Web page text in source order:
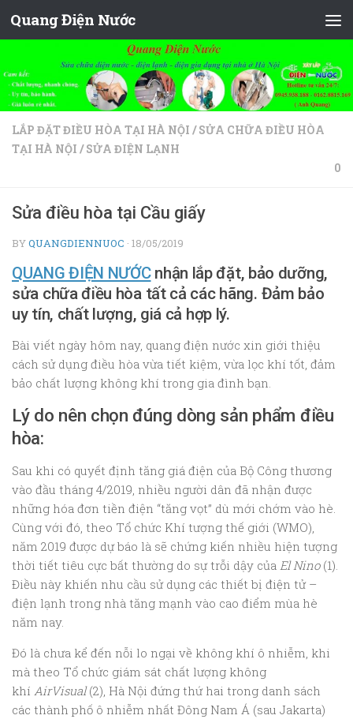
Skip to content
Quang Điện Nước
LẮP ĐẶT ĐIỀU HÒA TẠI HÀ NỘI / SỬA CHỮA ĐIỀU HÒA
TẠI HÀ NỘI / SỬA ĐIỆN LẠNH
0
Sửa điều hòa tại Cầu giấy
BYQUANGDIENNUOC · 18/05/2019
QUANG ĐIỆN NƯỚCnhận lắp đặt, bảo dưỡng,
sửa chữa điều hòa tất cả các hãng. Đảm bảo
uy tín, chất lượng, giá cả hợp lý.
Bài viết ngày hôm nay, quang điện nước xin giới thiệu
cách sử dụng điều hòa vừa tiết kiệm, vừa lọc khí tốt, đảm
bảo chất lượng không khí trong gia đình bạn.
Lý do nên chọn đúng dòng sản phẩm điều
hòa:
Sau khi có quyết định tăng giá điện của Bộ Công thương
vào đầu tháng 4/2019, nhiều người dân đã nhận được
những hóa đơn tiền điện “tăng vọt” dù mới chớm vào hè.
Cùng với đó, theo Tổ chức Khí tượng thế giới (WMO),
năm 2019 được dự báo là sẽ chứng kiến nhiều hiện tượng
thời tiết tiêu cực bất thường do sự trỗi dậy của El Nino (1).
Điều này khiến nhu cầu sử dụng các thiết bị điện tử –
điện lạnh trong nhà tăng mạnh vào cao điểm mùa hè
năm nay.
Đó là chưa kể đến nỗi lo ngại về không khí ô nhiễm, khi
mà theo Tổ chức giám sát chất lượng không
khí AirVisual(2), Hà Nội đứng thứ hai trong danh sách
các thành phố ô nhiễm nhất Đông Nam Á (sau Jakarta)